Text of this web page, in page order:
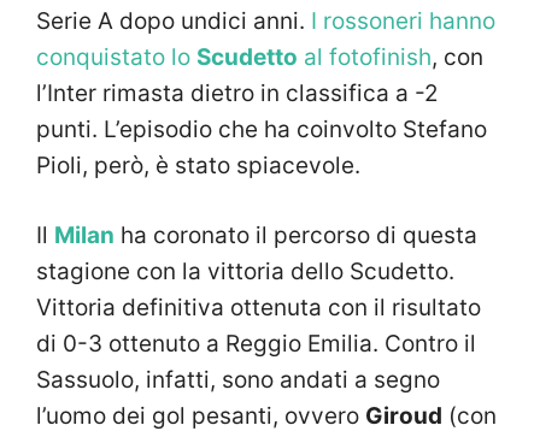
Serie A dopo undici anni. I rossoneri hanno
conquistato lo Scudetto al fotofinish, con
l’Inter rimasta dietro in classifica a -2
punti. L’episodio che ha coinvolto Stefano
Pioli, però, è stato spiacevole.
Il Milan ha coronato il percorso di questa
stagione con la vittoria dello Scudetto.
Vittoria definitiva ottenuta con il risultato
di 0-3 ottenuto a Reggio Emilia. Contro il
Sassuolo, infatti, sono andati a segno
l’uomo dei gol pesanti, ovvero Giroud (con